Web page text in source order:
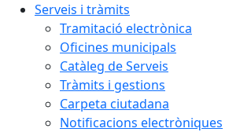
Serveis i tràmits
Tramitació electrònica
Oficines municipals
Catàleg de Serveis
Tràmits i gestions
Carpeta ciutadana
Notificacions electròniques